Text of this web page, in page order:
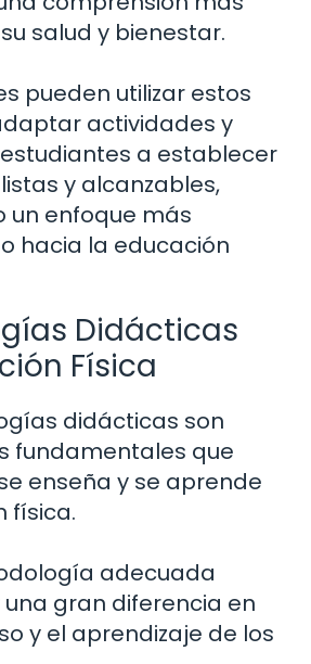
salud y bienestar.
pueden utilizar estos
actividades y
a establecer
y alcanzables,
un enfoque más
hacia la educación
Didácticas
Física
didácticas son
fundamentales que
enseña y se aprende
física.
adecuada
gran diferencia en
y el aprendizaje de los